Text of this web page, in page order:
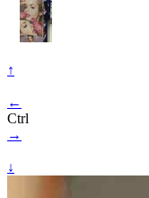
↑
←
Ctrl
→
↓